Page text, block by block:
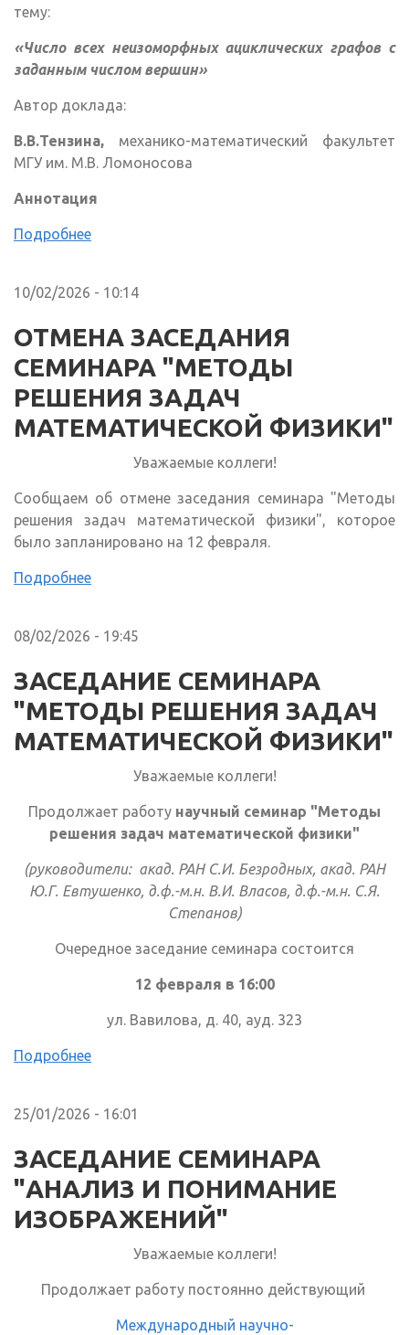
тему:
«Число всех неизоморфных ациклических графов с
заданным числом вершин»
Автор доклада:
В.В.Тензина, механико-математический факультет
МГУ им. М.В. Ломоносова
Аннотация
Подробнее
10/02/2026 - 10:14
ОТМЕНА ЗАСЕДАНИЯ
СЕМИНАРА "МЕТОДЫ
РЕШЕНИЯ ЗАДАЧ
МАТЕМАТИЧЕСКОЙ ФИЗИКИ"
Уважаемые коллеги!
Сообщаем об отмене заседания семинара "Методы
решения задач математической физики", которое
было запланировано на 12 февраля.
Подробнее
08/02/2026 - 19:45
ЗАСЕДАНИЕ СЕМИНАРА
"МЕТОДЫ РЕШЕНИЯ ЗАДАЧ
МАТЕМАТИЧЕСКОЙ ФИЗИКИ"
Уважаемые коллеги!
Продолжает работу научный семинар "Методы
решения задач математической физики"
(руководители: акад. РАН С.И. Безродных, акад. РАН
Ю.Г. Евтушенко, д.ф.-м.н. В.И. Власов, д.ф.-м.н. С.Я.
Степанов)
Очередное заседание семинара состоится
12 февраля в 16:00
ул. Вавилова, д. 40, ауд. 323
Подробнее
25/01/2026 - 16:01
ЗАСЕДАНИЕ СЕМИНАРА
"АНАЛИЗ И ПОНИМАНИЕ
ИЗОБРАЖЕНИЙ"
Уважаемые коллеги!
Продолжает работу постоянно действующий
Международный научно-